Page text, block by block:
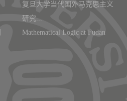
复旦大学当代国外马克思主义
研究...
Mathematical Logic at Fudan